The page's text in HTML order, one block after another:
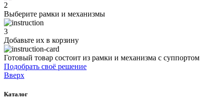
2
Выберите рамки и механизмы
3
Добавьте их в корзину
Готовый товар состоит из рамки и механизма с суппортом
Подобрать своё решение
Вверх
Каталог